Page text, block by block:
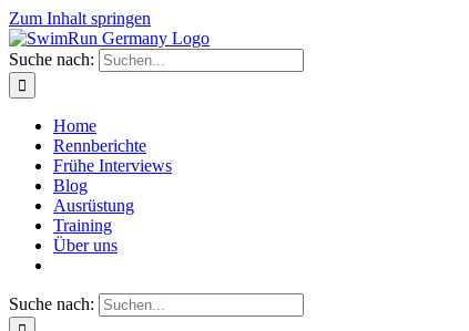
Zum Inhalt springen
Suche nach:
Home
Rennberichte
Frühe Interviews
Blog
Ausrüstung
Training
Über uns
Suche nach: